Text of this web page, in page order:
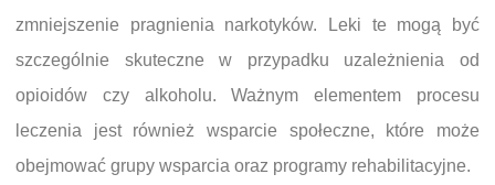
zmniejszenie pragnienia narkotyków. Leki te mogą być
szczególnie skuteczne w przypadku uzależnienia od
opioidów czy alkoholu. Ważnym elementem procesu
leczenia jest również wsparcie społeczne, które może
obejmować grupy wsparcia oraz programy rehabilitacyjne.